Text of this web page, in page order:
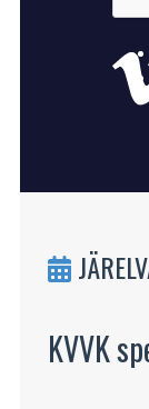
KVVK